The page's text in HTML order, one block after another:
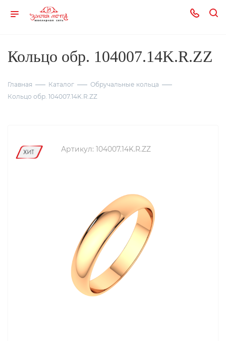
Кольцо обр. 104007.14K.R.ZZ
Главная Каталог
Обручальные кольца
Кольцо обр. 104007.14K.R.ZZ
Артикул: 104007.14K.R.ZZ